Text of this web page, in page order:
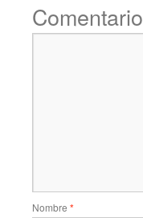
Comentario
Nombre *